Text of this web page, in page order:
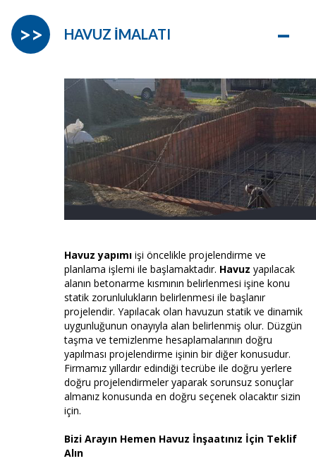
HAVUZ İMALATI –
>>
Havuz yapımı işi öncelikle projelendirme ve
planlama işlemi ile başlamaktadır. Havuz yapılacak
alanın betonarme kısmının belirlenmesi işine konu
statik zorunlulukların belirlenmesi ile başlanır
projelendir. Yapılacak olan havuzun statik ve dinamik
uygunluğunun onayıyla alan belirlenmiş olur. Düzgün
taşma ve temizlenme hesaplamalarının doğru
yapılması projelendirme işinin bir diğer konusudur.
Firmamız yıllardır edindiği tecrübe ile doğru yerlere
doğru projelendirmeler yaparak sorunsuz sonuçlar
almanız konusunda en doğru seçenek olacaktır sizin
için.
Bizi Arayın Hemen Havuz İnşaatınız İçin Teklif
Alın